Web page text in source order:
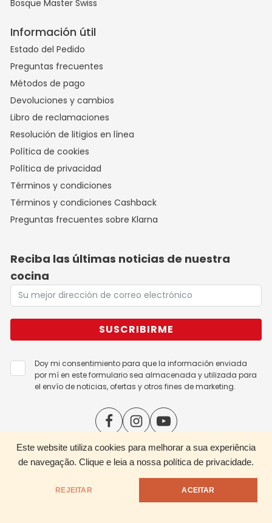
Este website utiliza cookies para melhorar a sua experiência
de navegação. Clique e leia a nossa política de privacidade.
REJEITAR ACEITAR
Bosque Master Swiss
Información útil
Estado del Pedido
Preguntas frecuentes
Métodos de pago
Devoluciones y cambios
Libro de reclamaciones
Resolución de litigios en línea
Política de cookies
Política de privacidad
Términos y condiciones
Términos y condiciones Cashback
Preguntas frecuentes sobre Klarna
Reciba las últimas noticias de nuestra
cocina
SUSCRIBIRME
Doy mi consentimiento para que la información enviada
por mí en este formulario sea almacenada y utilizada para
el envío de noticias, ofertas y otros fines de marketing.